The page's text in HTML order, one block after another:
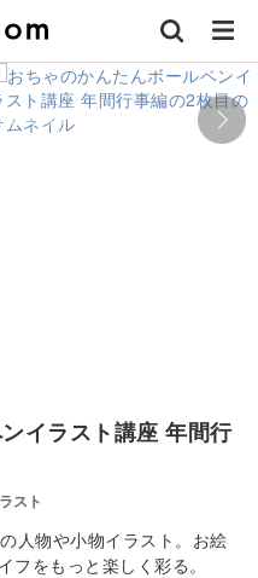
イラスト講座 年間行
スト
人物や小物イラスト。お絵
をもっと楽しく彩る。